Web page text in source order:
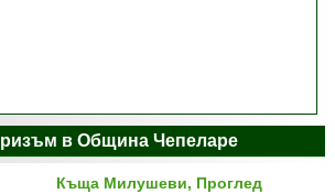
в Община Чепеларе
Къща Милушеви, Проглед